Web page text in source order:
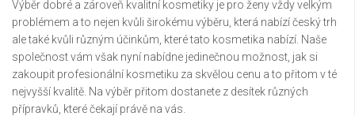
Výběr dobré a zároveň kvalitní kosmetiky je pro ženy vždy velkým
problémem a to nejen kvůli širokému výběru, která nabízí český trh
ale také kvůli různým účinkům, které tato kosmetika nabízí. Naše
společnost vám však nyní nabídne jedinečnou možnost, jak si
zakoupit profesionální kosmetiku za skvělou cenu a to přitom v té
nejvyšší kvalitě. Na výběr přitom dostanete z desítek různých
přípravků, které čekají právě na vás.